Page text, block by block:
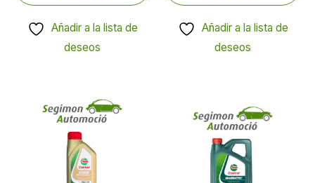
Añadir a la lista de
deseos
Añadir a la lista de
deseos